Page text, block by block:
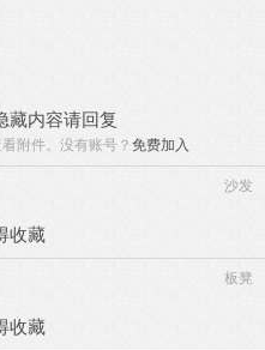
藏内容请回复
附件。没有账号？ 免费加入
沙发
收藏
板凳
收藏